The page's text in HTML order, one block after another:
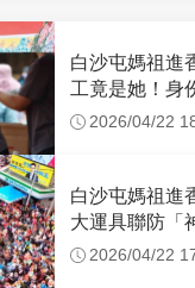
白沙屯媽祖進
工竟是她！身
禮生 一輩子
2026/04/22
白沙屯媽祖進
大運具聯防「
32.1萬創新高
2026/04/22